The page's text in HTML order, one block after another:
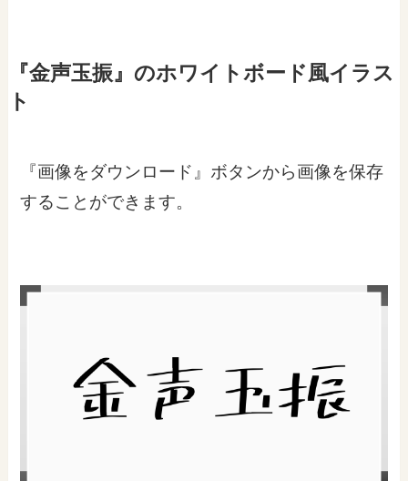
『金声玉振』のホワイトボード風イラス
ト
『画像をダウンロード』ボタンから画像を保存
することができます。